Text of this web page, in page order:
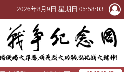
2026年8月9日 星期日 06:58:04